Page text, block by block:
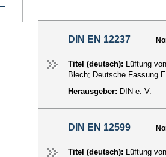
DIN EN 12237
Titel (deutsch):
Lüftung
Blech; Deutsche Fassung
Herausgeber: DIN e. V.
DIN EN 12599
Titel (deutsch):
Lüftung